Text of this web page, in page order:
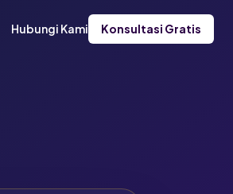
Hubungi Kami Konsultasi Gratis